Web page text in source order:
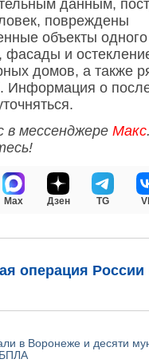
данным,
повреждены
объекты
фасады и
домов, а также
Информация о
мессенджере Макс.
Max
Дзен TG
операция России
в Воронеже и десяти
БПЛА